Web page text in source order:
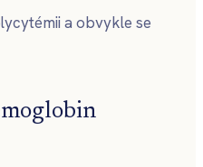
a obvykle se